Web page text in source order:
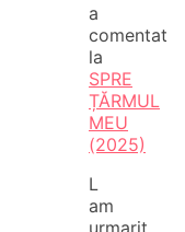
a
comentat
la
SPRE
ȚĂRMUL
MEU
(2025)
L
am
urmarit